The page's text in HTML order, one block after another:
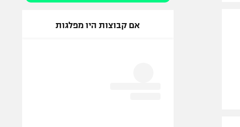
אם קבוצות היו מפלגות